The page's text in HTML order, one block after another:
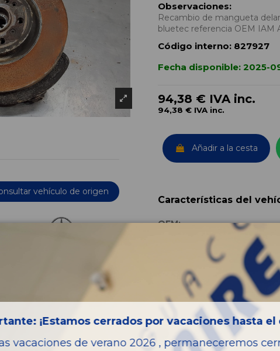
vehículo de origen
Observaciones:
Recambio de mangueta
bluetec referencia OEM IAM
Código interno: 827927
Fecha disponible: 2025-
94,38 € IVA inc.
94,38 € IVA inc.
Añadir a la cesta
Características del
OEM:
Año fabricación
Código motor
Bastidor
Color
Combustible
Versión
¡Estamos cerrados por vacaciones hasta el
vacaciones de verano 2026 , permaneceremos